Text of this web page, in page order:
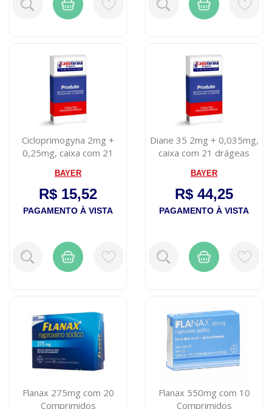
Cicloprimogyna 2mg +
0,25mg, caixa com 21
BAYER
R$ 15,52
PAGAMENTO À VISTA
Diane 35 2mg + 0,035mg,
caixa com 21 drágeas
BAYER
R$ 44,25
PAGAMENTO À VISTA
Flanax 275mg com 20
Comprimidos
Flanax 550mg com 10
Comprimidos